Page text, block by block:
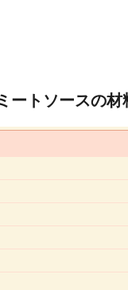
ートソースの材